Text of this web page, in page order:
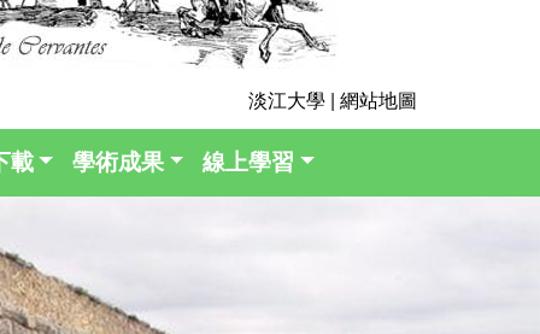
淡江大學 網站地圖
載 學術成果 線上學習